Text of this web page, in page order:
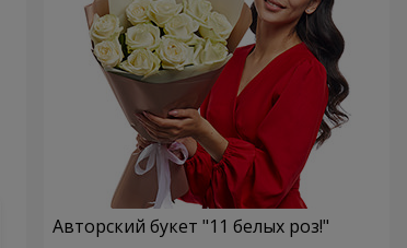
Авторский букет "11 белых роз!"